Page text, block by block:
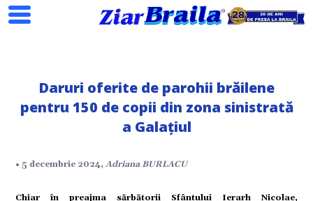
Search
Daruri oferite de parohii brăilene
pentru 150 de copii din zona sinistrată
a Galațiul
• 5 decembrie 2024,Adriana BURLACU
Chiar în preajma sărbătorii Sfântului Ierarh Nicolae,